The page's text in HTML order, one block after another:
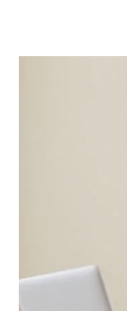
NO FACEBOOK EM